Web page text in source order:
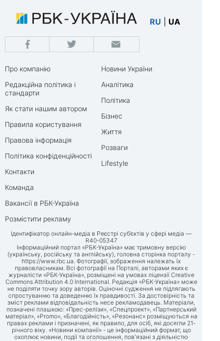
RU UA
Про компанію
Редакційна політика і
стандарти
Як стати нашим автором
Правила користування
Правова інформація
Політика конфіденційності
Контакти
Команда
Вакансії в РБК-Україна
Розмістити рекламу
Новини України
Аналітика
Політика
Бізнес
Життя
Розваги
Lifestyle
Ідентифікатор онлайн-медіа в Реєстрі суб’єктів у сфері медіа —
R40-05347
Інформаційний портал «РБК-Україна» має тримовну версію
(українську, російську та англійську), головна сторінка порталу -
https://www.rbc.ua. Фотографії, зображення належать їх
правовласникам. Всі фотографії на Порталі, авторами яких є
журналісти «РБК-Україна», розміщені на умовах ліцензії Creative
Commons Attribution 4.0 International. Редакція «РБК-Україна» може
не поділяти точку зору авторів. Оціночні судження не підлягають
спростуванню та доведенню їх правдивості. За достовірність та
зміст реклами відповідальність несе рекламодавець. Матеріали,
позначені плашкою: «Прес-релізи», «Спецпроект», «Партнерський
матеріал», «Promo», «Благодійність», «Резонанс» розміщуються на
правах реклами і призначені, як правило, для осіб, які досягли 21-
річного віку. «Новини компанії» - це інформаційний формат, що
охоплює новини, події та оголошення, пов'язані з діяльністю